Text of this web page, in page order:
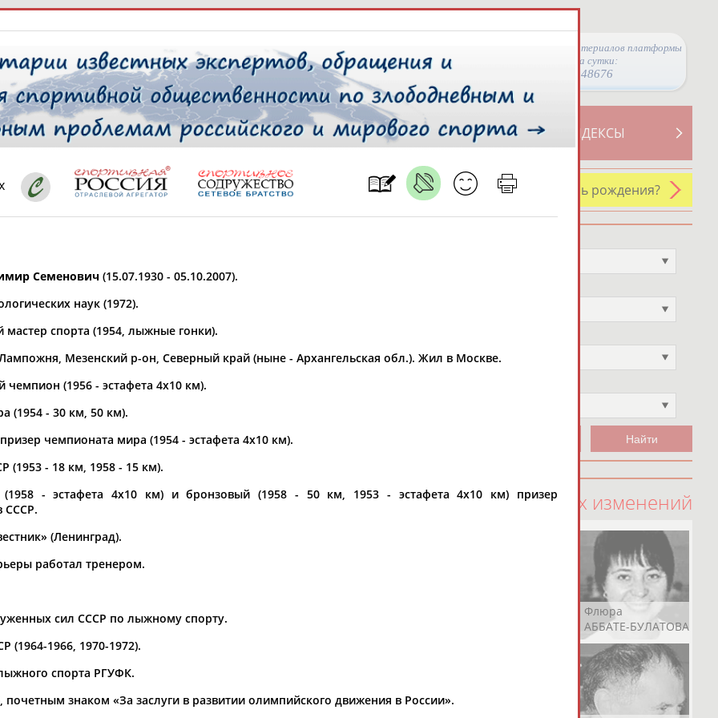
Просмотры материалов платформы
за сутки:
48676
СВОДНЫЕ ИНДЕКСЫ
ТАБЛО АКТИВНОСТИ
РЕСУРСНАЯ ПЛОЩАДКА
У кого сегодня день рождения?
* для действующих спортсменов
проживания
рождения
чч мм год
Не выбран
100 последних изменений
АБАЛАКИНА
АБАРЕНОВ
Флюра
АББАТЕ-БУЛАТОВА
Семенович (15.07.1930 - 05.10.2007).
наук (1972).
спорта (1954, лыжные гонки).
Мезенский р-он, Северный край (ныне - Архангельская обл.). Жил в Москве.
(1956 - эстафета 4х10 км).
(1954 - 30 км, 50 км).
чемпионата мира (1954 - эстафета 4х10 км).
(1953 - 18 км, 1958 - 15 км).
(1958 - эстафета 4х10 км) и бронзовый (1958 - 50 км, 1953 - эстафета 4х10 км) призер
СССР.
(Ленинград).
работал тренером.
сил СССР по лыжному спорту.
1966, 1970-1972).
спорта РГУФК.
знаком «За заслуги в развитии олимпийского движения в России».